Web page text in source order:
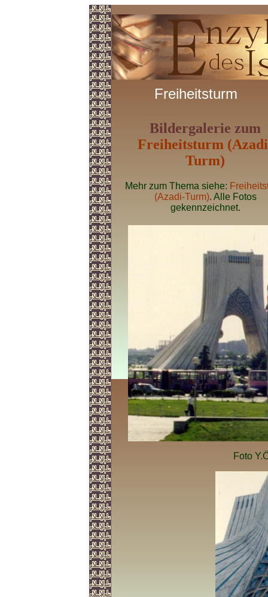
Freiheitsturm
Bildergalerie zum
Freiheitsturm
Turm)
Mehr zum Thema siehe:
(Azadi-Turm). Alle Fotos
gekennzeichnet.
Foto